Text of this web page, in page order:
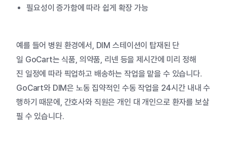
필요성이 증가함에 따라 쉽게 확장 가능
예를 들어 병원 환경에서 , DIM스테이션이 탑재된 단
일 GoCart는 식품, 의약품, 리넨 등을 제시간에 미리 정해
진 일정에 따라 픽업하고 배송하는 작업을 맡을 수 있습니다.
GoCart와DIM은 노동 집약적인 수동 작업을 24시간 내내 수
행하기 때문에 , 간호사와 직원은 개인 대 개인으로 환자를 보살
필 수 있습니다.